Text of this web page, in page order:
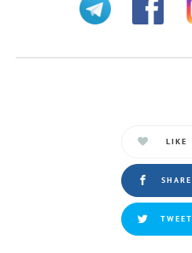
LIKE
SHARE
TWEET